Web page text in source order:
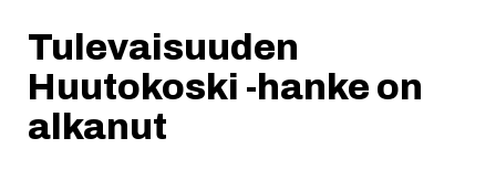
Tulevaisuuden
Huutokoski -hanke on
alkanut